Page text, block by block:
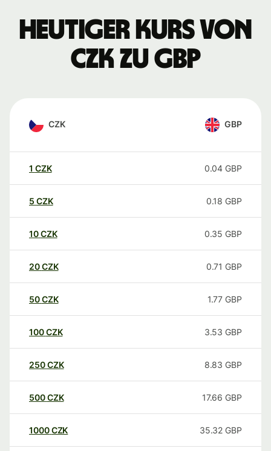
Heutiger Kurs von
CZK zu GBP
CZK GBP
1 CZK 0.04 GBP
5 CZK 0.18 GBP
10CZK 0.35 GBP
20CZK 0.71 GBP
50CZK 1.77 GBP
100CZK 3.53 GBP
250CZK 8.83 GBP
500CZK 17.66 GBP
1000CZK 35.32 GBP